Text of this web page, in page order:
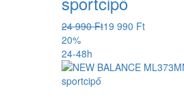
24 990 Ft19 990 Ft
20%
24-48h